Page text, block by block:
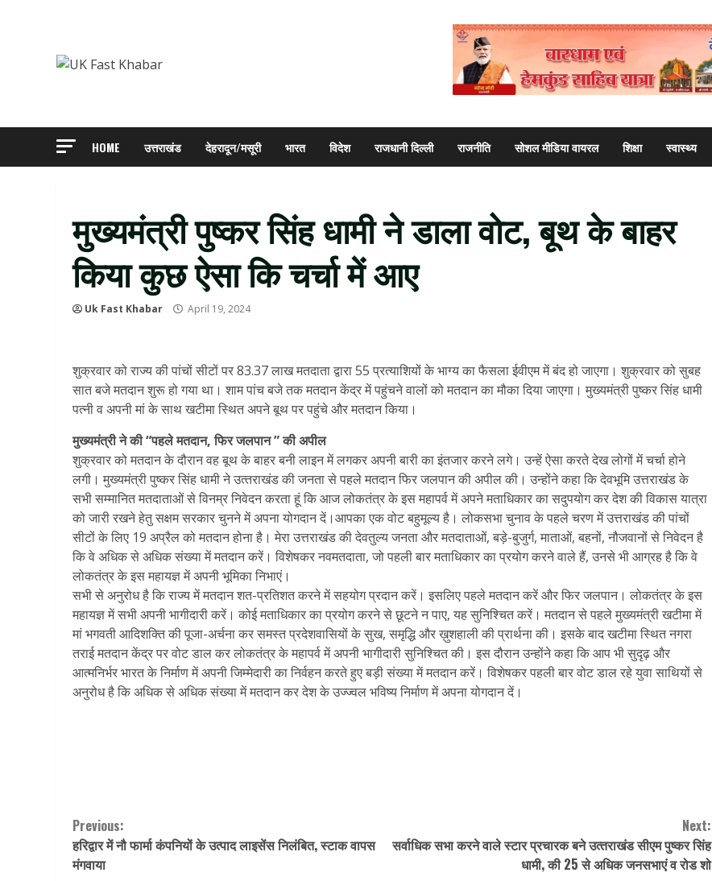
HOME उत्तराखंड देहरादून/मसूरी भारत विदेश राजधानी दिल्ली राजनीति सोशल मीडिया वायरल शिक्षा स्वास्थ्य
मुख्‍यमंत्री पुष्‍कर सिंह धामी ने डाला वोट, बूथ के बाहर
किया कुछ ऐसा कि चर्चा में आए
Uk Fast Khabar April 19, 2024
शुक्रवार को राज्य की पांचों सीटों पर 83.37 लाख मतदाता द्वारा 55 प्रत्याशियों के भाग्य का फैसला ईवीएम में बंद हो जाएगा। शुक्रवार को सुबह
सात बजे मतदान शुरू हो गया था। शाम पांच बजे तक मतदान केंद्र में पहुंचने वालों को मतदान का मौका दिया जाएगा। मुख्‍यमंत्री पुष्‍कर सिंह धामी
पत्‍नी व अपनी मां के साथ खटीमा स्थित अपने बूथ पर पहुंचे और मतदान किया।
मुख्‍यमंत्री ने की “पहले मतदान, फिर जलपान ” की अपील
शुक्रवार को मतदान के दौरान वह बूथ के बाहर बनी लाइन में लगकर अपनी बारी का इंतजार करने लगे। उन्‍हें ऐसा करते देख लोगों में चर्चा होने
लगी। मुख्‍यमंत्री पुष्‍कर सिंह धामी ने उत्‍तराखंड की जनता से पहले मतदान फ‍िर जलपान की अपील की। उन्‍होंने कहा कि देवभूमि उत्तराखंड के
सभी सम्मानित मतदाताओं से विनम्र निवेदन करता हूं कि आज लोकतंत्र के इस महापर्व में अपने मताधिकार का सदुपयोग कर देश की विकास यात्रा
को जारी रखने हेतु सक्षम सरकार चुनने में अपना योगदान दें।आपका एक वोट बहुमूल्य है। लोकसभा चुनाव के पहले चरण में उत्तराखंड की पांचों
सीटों के लिए 19 अप्रैल को मतदान होना है। मेरा उत्तराखंड की देवतुल्य जनता और मतदाताओं, बड़े-बुजुर्ग, माताओं, बहनों, नौजवानों से निवेदन है
कि वे अधिक से अधिक संख्या में मतदान करें। विशेषकर नवमतदाता, जो पहली बार मताधिकार का प्रयोग करने वाले हैं, उनसे भी आग्रह है कि वे
लोकतंत्र के इस महायज्ञ में अपनी भूमिका निभाएं।
सभी से अनुरोध है कि राज्य में मतदान शत-प्रतिशत करने में सहयोग प्रदान करें। इसलिए पहले मतदान करें और फिर जलपान। लोकतंत्र के इस
महायज्ञ में सभी अपनी भागीदारी करें। कोई मताधिकार का प्रयोग करने से छूटने न पाए, यह सुनिश्चित करें। मतदान से पहले मुख्‍यमंत्री खटीमा में
मां भगवती आदिशक्ति की पूजा-अर्चना कर समस्त प्रदेशवासियों के सुख, समृद्धि और ख़ुशहाली की प्रार्थना की। इसके बाद खटीमा स्थित नगरा
तराई मतदान केंद्र पर वोट डाल कर लोकतंत्र के महापर्व में अपनी भागीदारी सुनिश्चित की। इस दौरान उन्‍होंने कहा कि आप भी सुदृढ़ और
आत्मनिर्भर भारत के निर्माण में अपनी जिम्मेदारी का निर्वहन करते हुए बड़ी संख्या में मतदान करें। विशेषकर पहली बार वोट डाल रहे युवा साथियों से
अनुरोध है कि अधिक से अधिक संख्या में मतदान कर देश के उज्ज्वल भविष्य निर्माण में अपना योगदान दें।
Continue
Reading
Previous:
हरिद्वार में नौ फार्मा कंपनियों के उत्पाद लाइसेंस निलंबित, स्टाक वापस
मंगवाया
Next:
सर्वाधिक सभा करने वाले स्टार प्रचारक बने उत्‍तराखंड सीएम पुष्‍कर सिंह
धामी, की 25 से अधिक जनसभाएं व रोड शो